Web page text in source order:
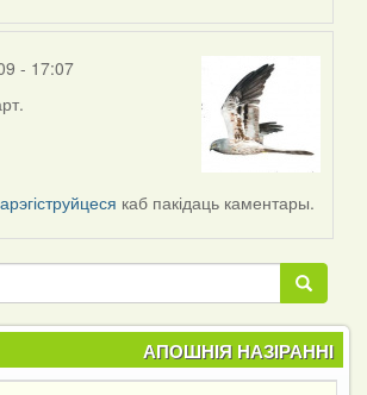
- 17:07
каб пакідаць каментары.
Пошук
Пошук
АПОШНІЯ НАЗІРАННІ